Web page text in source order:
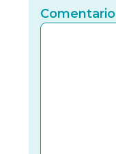
Comentario